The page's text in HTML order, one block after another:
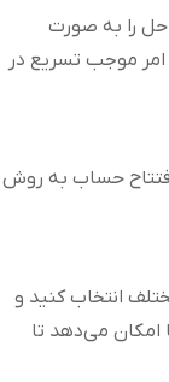
را به صورت
موجب تسریع در
افتتاح حساب به روش
انتخاب کنید و
امکان می‌دهد تا